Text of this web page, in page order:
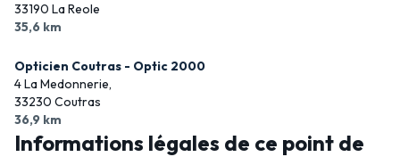
33190 La Reole
35,6 km
Opticien Coutras - Optic 2000
4 La Medonnerie,
33230 Coutras
36,9 km
Informations légales de ce point de